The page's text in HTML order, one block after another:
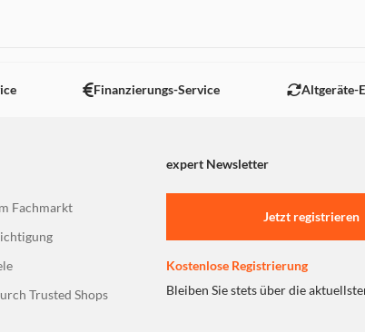
Finanzierungs-Service Altgeräte-
expert Newsletter
Fachmarkt
Trusted Shops
Jetzt registrieren
Kostenlose Registrierung
Bleiben Sie stets über die